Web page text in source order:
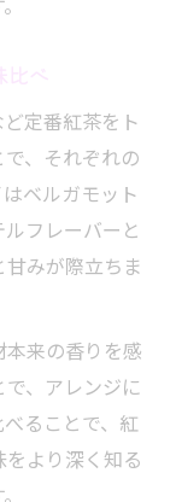
定番紅茶をト
、それぞれの
ベルガモット
フレーバーと
みが際立ちま
来の香りを感
、アレンジに
ることで、紅
より深く知る